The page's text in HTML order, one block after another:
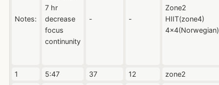
Notes:
7 hr
decrease
focus
continunity
- -
Zone2
HIIT(zone4)
4x4(Norwegian)
1 5:47 37 12
zone2